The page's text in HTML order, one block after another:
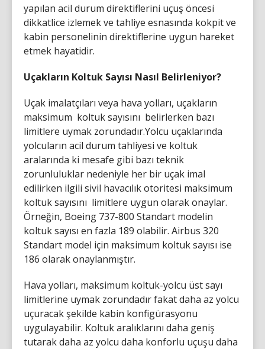
yapılan acil durum direktiflerini uçuş öncesi
dikkatlice izlemek ve tahliye esnasında kokpit ve
kabin personelinin direktiflerine uygun hareket
etmek hayatidir.
Uçakların Koltuk Sayısı Nasıl Belirleniyor?
Uçak imalatçıları veya hava yolları, uçakların
maksimum koltuk sayısını belirlerken bazı
limitlere uymak zorundadır.Yolcu uçaklarında
yolcuların acil durum tahliyesi ve koltuk
aralarında ki mesafe gibi bazı teknik
zorunluluklar nedeniyle her bir uçak imal
edilirken ilgili sivil havacılık otoritesi maksimum
koltuk sayısını limitlere uygun olarak onaylar.
Örneğin, Boeing 737-800 Standart modelin
koltuk sayısı en fazla 189 olabilir. Airbus 320
Standart model için maksimum koltuk sayısı ise
186 olarak onaylanmıştır.
Hava yolları, maksimum koltuk-yolcu üst sayı
limitlerine uymak zorundadır fakat daha az yolcu
uçuracak şekilde kabin konfigürasyonu
uygulayabilir. Koltuk aralıklarını daha geniş
tutarak daha az yolcu daha konforlu uçuşu daha